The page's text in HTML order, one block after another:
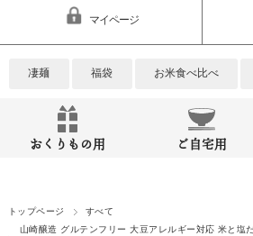
マイページ
凄麺 福袋 お米食べ比べ
おくりもの用 ご自宅用
トップページ
すべて
山崎醸造 グルテンフリー 大豆アレルギー対応 米と塩